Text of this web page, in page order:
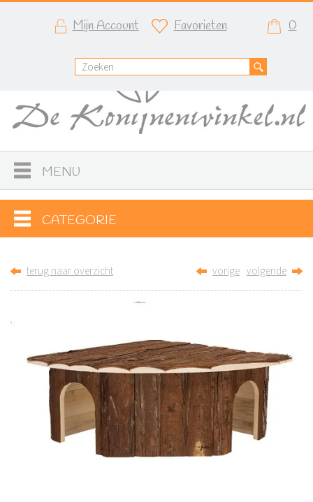
Mijn Account Favorieten 0
MENU
CATEGORIE
terug naar overzicht vorige volgende